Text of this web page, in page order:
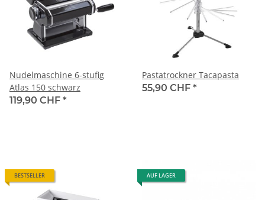
Nudelmaschine 6-stufig
Atlas 150 schwarz
119,90 CHF *
Pastatrockner Tacapasta
55,90 CHF *
BESTSELLER AUF LAGER